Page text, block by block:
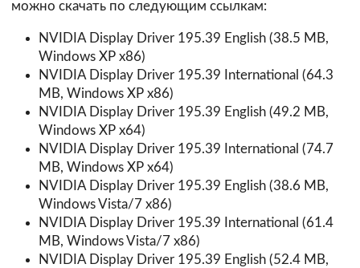
можно скачать по следующим ссылкам:
NVIDIA Display Driver 195.39 English (38.5 MB,
Windows XP x86)
NVIDIA Display Driver 195.39 International (64.3
MB, Windows XP x86)
NVIDIA Display Driver 195.39 English (49.2 MB,
Windows XP x64)
NVIDIA Display Driver 195.39 International (74.7
MB, Windows XP x64)
NVIDIA Display Driver 195.39 English (38.6 MB,
Windows Vista/7 x86)
NVIDIA Display Driver 195.39 International (61.4
MB, Windows Vista/7 x86)
NVIDIA Display Driver 195.39 English (52.4 MB,